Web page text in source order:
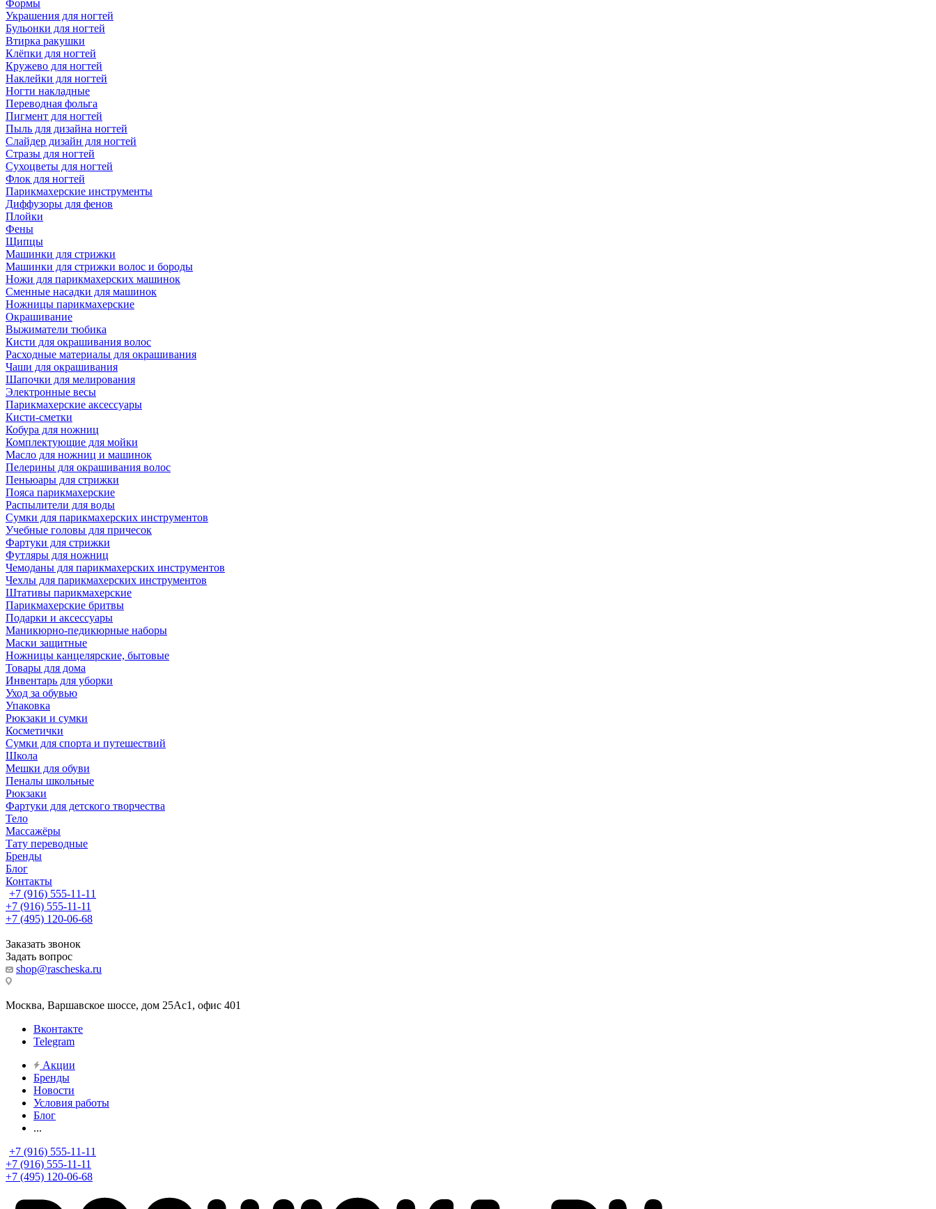
Формы
Украшения для ногтей
Бульонки для ногтей
Втирка ракушки
Клёпки для ногтей
Кружево для ногтей
Наклейки для ногтей
Ногти накладные
Переводная фольга
Пигмент для ногтей
Пыль для дизайна ногтей
Слайдер дизайн для ногтей
Стразы для ногтей
Сухоцветы для ногтей
Флок для ногтей
Парикмахерские инструменты
Диффузоры для фенов
Плойки
Фены
Щипцы
Машинки для стрижки
Машинки для стрижки волос и бороды
Ножи для парикмахерских машинок
Сменные насадки для машинок
Ножницы парикмахерские
Окрашивание
Выжиматели тюбика
Кисти для окрашивания волос
Расходные материалы для окрашивания
Чаши для окрашивания
Шапочки для мелирования
Электронные весы
Парикмахерские аксессуары
Кисти-сметки
Кобура для ножниц
Комплектующие для мойки
Масло для ножниц и машинок
Пелерины для окрашивания волос
Пеньюары для стрижки
Пояса парикмахерские
Распылители для воды
Сумки для парикмахерских инструментов
Учебные головы для причесок
Фартуки для стрижки
Футляры для ножниц
Чемоданы для парикмахерских инструментов
Чехлы для парикмахерских инструментов
Штативы парикмахерские
Парикмахерские бритвы
Подарки и аксессуары
Маникюрно-педикюрные наборы
Маски защитные
Ножницы канцелярские, бытовые
Товары для дома
Инвентарь для уборки
Уход за обувью
Упаковка
Рюкзаки и сумки
Косметички
Сумки для спорта и путешествий
Школа
Мешки для обуви
Пеналы школьные
Рюкзаки
Фартуки для детского творчества
Тело
Массажёры
Тату переводные
Бренды
Блог
Контакты
+7 (916) 555-11-11
+7 (916) 555-11-11
+7 (495) 120-06-68
Заказать звонок
Задать вопрос
shop@rascheska.ru
Москва, Варшавское шоссе, дом 25Аc1, офис 401
Вконтакте
Telegram
Акции
Бренды
Новости
Условия работы
Блог
...
+7 (916) 555-11-11
+7 (916) 555-11-11
+7 (495) 120-06-68